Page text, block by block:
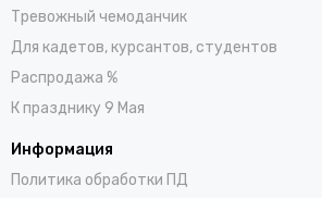
Тревожный чемоданчик
Для кадетов, курсантов, студентов
Распродажа %
К празднику 9 Мая
Информация
Политика обработки ПД